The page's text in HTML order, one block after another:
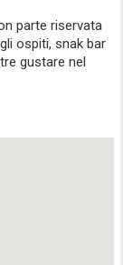
parte riservata
ospiti, snak bar
gustare nel